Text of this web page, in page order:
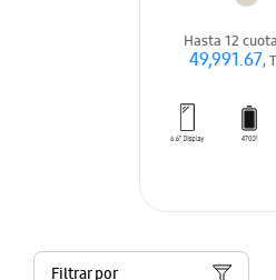
Hasta 12
49,991.67,